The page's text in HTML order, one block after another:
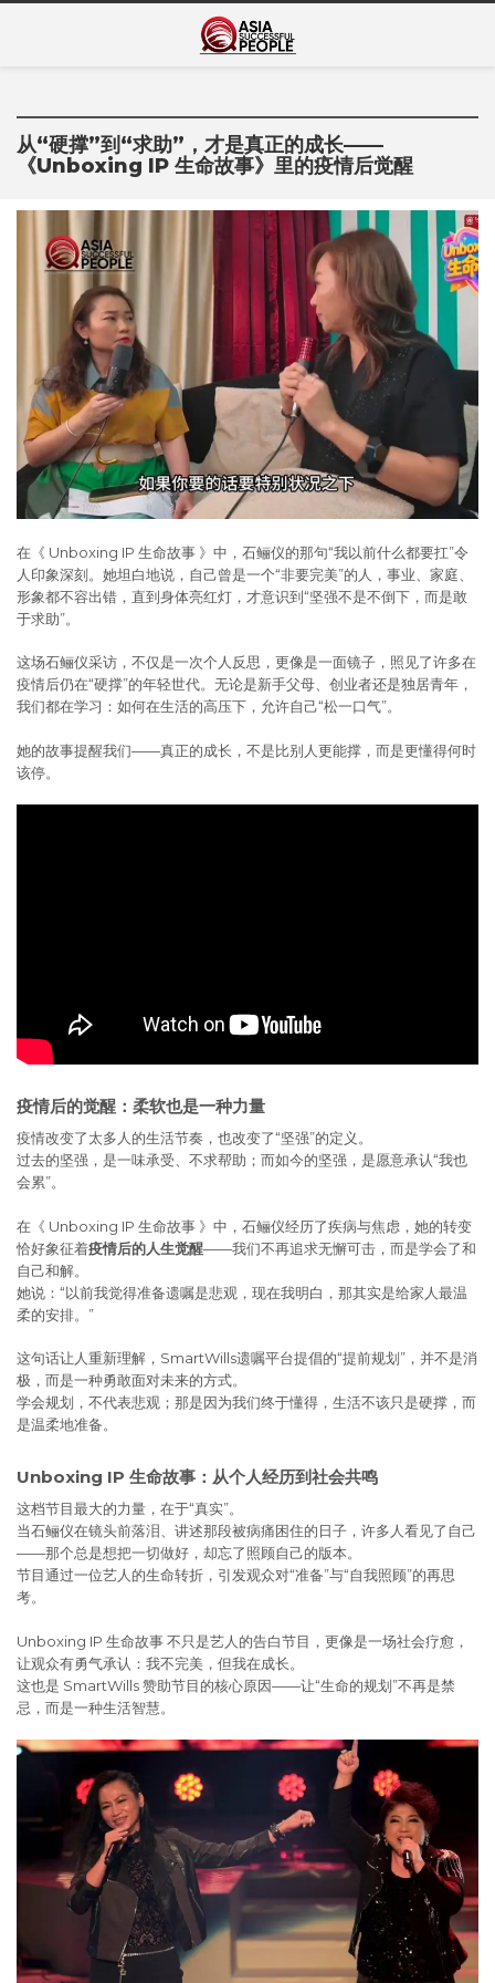
Asia Successful
People
从“硬撑”到“求助”，才是真正的成长——
《Unboxing IP 生命故事》里的疫情后觉醒
在《 Unboxing IP 生命故事 》中，石鲡仪的那句“我以前什么都要扛”令
人印象深刻。她坦白地说，自己曾是一个“非要完美”的人，事业、家庭、
形象都不容出错，直到身体亮红灯，才意识到“坚强不是不倒下，而是敢
于求助”。
这场石鲡仪采访，不仅是一次个人反思，更像是一面镜子，照见了许多在
疫情后仍在“硬撑”的年轻世代。无论是新手父母、创业者还是独居青年，
我们都在学习：如何在生活的高压下，允许自己“松一口气”。
她的故事提醒我们——真正的成长，不是比别人更能撑，而是更懂得何时
该停。
疫情后的觉醒：柔软也是一种力量
疫情改变了太多人的生活节奏，也改变了“坚强”的定义。
过去的坚强，是一味承受、不求帮助；而如今的坚强，是愿意承认“我也
会累”。
在《 Unboxing IP 生命故事 》中，石鲡仪经历了疾病与焦虑，她的转变
恰好象征着疫情后的人生觉醒——我们不再追求无懈可击，而是学会了和
自己和解。
她说：“以前我觉得准备遗嘱是悲观，现在我明白，那其实是给家人最温
柔的安排。”
这句话让人重新理解，SmartWills遗嘱平台提倡的“提前规划”，并不是消
极，而是一种勇敢面对未来的方式。
学会规划，不代表悲观；那是因为我们终于懂得，生活不该只是硬撑，而
是温柔地准备。
Unboxing IP 生命故事：从个人经历到社会共鸣
这档节目最大的力量，在于“真实”。
当石鲡仪在镜头前落泪、讲述那段被病痛困住的日子，许多人看见了自己
——那个总是想把一切做好，却忘了照顾自己的版本。
节目通过一位艺人的生命转折，引发观众对“准备”与“自我照顾”的再思
考。
Unboxing IP 生命故事 不只是艺人的告白节目，更像是一场社会疗愈，
让观众有勇气承认：我不完美，但我在成长。
这也是 SmartWills 赞助节目的核心原因——让“生命的规划”不再是禁
忌，而是一种生活智慧。